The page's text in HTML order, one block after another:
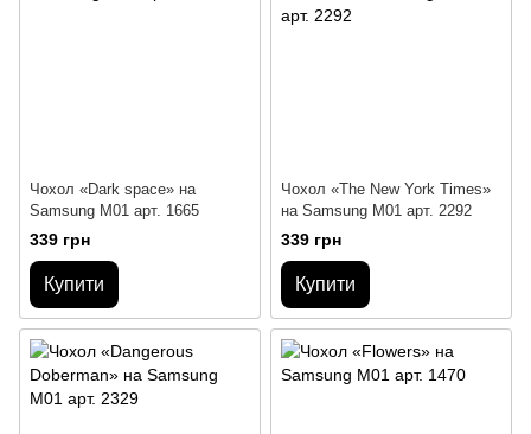
Чохол «Dark space» на
Samsung M01 арт. 1665
339 грн
Купити
Чохол «The New York Times»
на Samsung M01 арт. 2292
339 грн
Купити